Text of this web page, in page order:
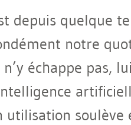
depuis quelque
notre
échappe pas,
utilisation